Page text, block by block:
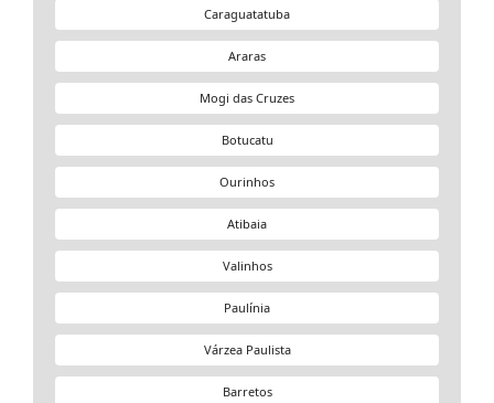
Caraguatatuba
Araras
Mogi das Cruzes
Botucatu
Ourinhos
Atibaia
Valinhos
Paulínia
Várzea Paulista
Barretos